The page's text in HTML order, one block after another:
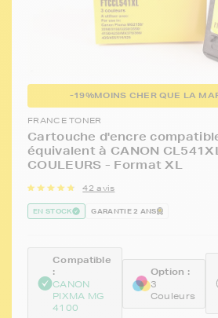
-19%MOINS CHER QUE LA
FRANCE TONER
Cartouche d'encre
équivalent à CANON
COULEURS - Format XL
42 avis
EN STOCK GARANTIE 2 ANS
Compatible
:
CANON
PIXMA MG
4100
Option :
3
Couleurs